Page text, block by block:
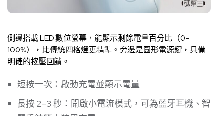
側邊搭載 LED 數位螢幕，能顯示剩餘電量百分比（0–
100%），比傳統四格燈更精準。旁邊是圓形電源鍵，具備
明確的按壓回饋。
短按一次：啟動充電並顯示電量
長按 2–3 秒：開啟小電流模式，可為藍牙耳機、智